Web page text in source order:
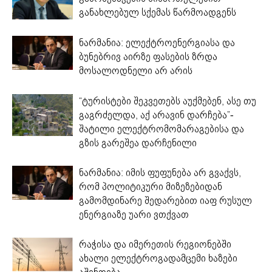
განახლებულ სქემას წარმოადგენს
ნარმანია: ელექტროენერგიასა და
ბუნებრივ აირზე ფასების ზრდა
მოსალოდნელი არ არის
“ტურისტები შეკვეთებს აუქმებენ, ასე თუ
გაგრძელდა, აქ არავინ დარჩება”-
შატილი ელექტრომომარაგებისა და
გზის გარეშეა დარჩენილი
ნარმანია: იმის ფუფუნება არ გვაქვს,
რომ პოლიტიკური მიზეზებიდან
გამომდინარე შედარებით იაფ რუსულ
ენერგიაზე უარი ვთქვათ
რაჭისა და იმერეთის რეგიონებში
ახალი ელექტროგადამცემი ხაზები